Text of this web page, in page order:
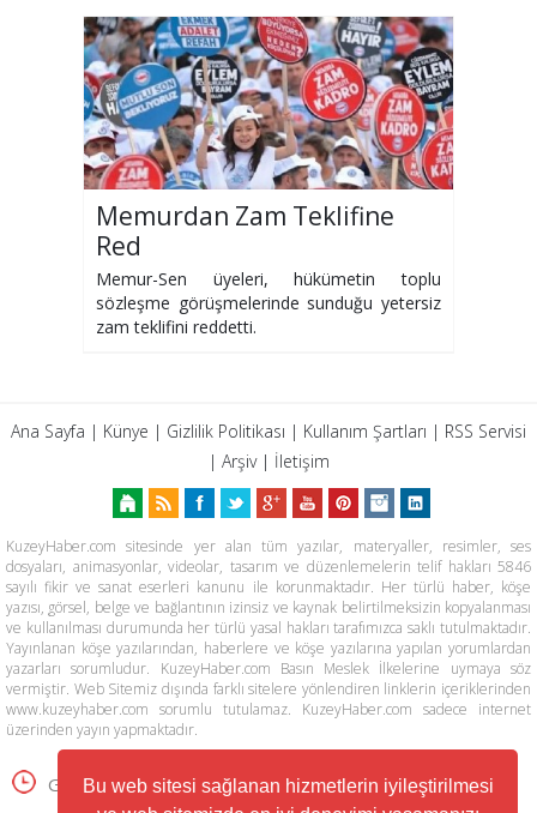
Bu web sitesi sağlanan hizmetlerin iyileştirilmesi
Memurdan Zam Teklifine
Red
Memur-Sen üyeleri, hükümetin toplu
sözleşme görüşmelerinde sunduğu yetersiz
zam teklifini reddetti.
Ana Sayfa | Künye | Gizlilik Politikası | Kullanım Şartları | RSS Servisi
| Arşiv| İletişim
KuzeyHaber.com sitesinde yer alan tüm yazılar, materyaller, resimler, ses
dosyaları, animasyonlar, videolar, tasarım ve düzenlemelerin telif hakları 5846
sayılı fikir ve sanat eserleri kanunu ile korunmaktadır. Her türlü haber, köşe
yazısı, görsel, belge ve bağlantının izinsiz ve kaynak belirtilmeksizin kopyalanması
ve kullanılması durumunda her türlü yasal hakları tarafımızca saklı tutulmaktadır.
Yayınlanan köşe yazılarından, haberlere ve köşe yazılarına yapılan yorumlardan
yazarları sorumludur. KuzeyHaber.com Basın Meslek İlkelerine uymaya söz
vermiştir. Web Sitemiz dışında farklı sitelere yönlendiren linklerin içeriklerinden
www.kuzeyhaber.com sorumlu tutulamaz. KuzeyHaber.com sadece internet
üzerinden yayın yapmaktadır.
Günün Haberleri Manşet Haberler